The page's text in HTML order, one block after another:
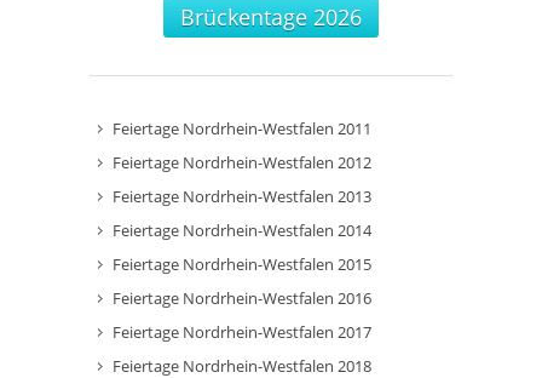
Brückentage 2026
Feiertage Nordrhein-Westfalen 2011
Feiertage Nordrhein-Westfalen 2012
Feiertage Nordrhein-Westfalen 2013
Feiertage Nordrhein-Westfalen 2014
Feiertage Nordrhein-Westfalen 2015
Feiertage Nordrhein-Westfalen 2016
Feiertage Nordrhein-Westfalen 2017
Feiertage Nordrhein-Westfalen 2018